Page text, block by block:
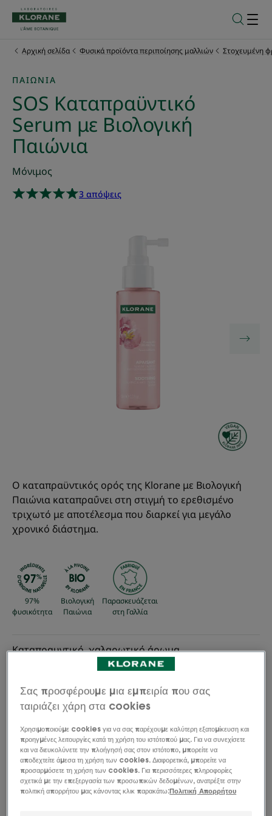
Αρχική σελίδα Φυσικά προϊόντα περιποίησης μαλλιών Στοχευμένη
ΠΑΙΏΝΙΑ
SOS Καταπραϋντικό
Serum με Βιολογική
Παιώνια
Μόνιμος
3 απόψεις
Ο καταπραϋντικός ορός της Klorane με Βιολογική
Παιώνια καταπραΰνει στη στιγμή το ερεθισμένο
τριχωτό με αποτέλεσμα που διαρκεί για μεγάλο
χρονικό διάστημα.
97%
φυσικότητα
Βιολογική
Παιώνια
Παρασκευάζεται
στη Γαλλία
Καταπραυντικό, χαλαρωτικό άρωμα.
σπρέι
Ιδανικό για
Ενήλικες
Σας προσφέρουμε μια εμπειρία που σας
ταιριάζει χάρη στα cookies
Χρησιμοποιούμε cookies για να σας παρέχουμε καλύτερη εξατομίκευση και
προηγμένες λειτουργίες κατά τη χρήση του ιστότοπού μας. Για να συνεχίσετε
και να διευκολύνετε την πλοήγησή σας στον ιστότοπο, μπορείτε να
αποδεχτείτε άμεσα τη χρήση των cookies. Διαφορετικά, μπορείτε να
προσαρμόσετε τη χρήση των cookies. Για περισσότερες πληροφορίες
σχετικά με την επεξεργασία των προσωπικών δεδομένων, ανατρέξτε στην
πολιτική απορρήτου μας κάνοντας κλικ παρακάτω:Πολιτική Απορρήτου